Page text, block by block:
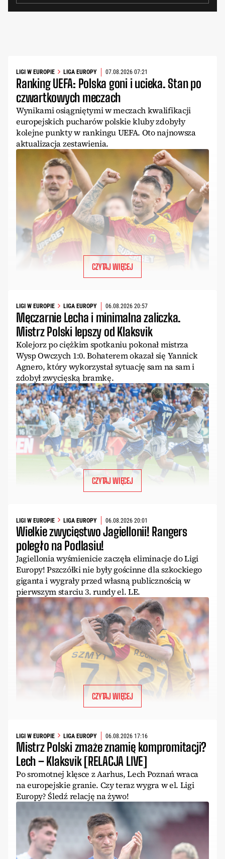
LIGI W EUROPIE LIGA EUROPY 07.08.2026 07:21
Ranking UEFA: Polska goni i ucieka. Stan po
czwartkowych meczach
Wynikami osiągniętymi w meczach kwalifikacji
europejskich pucharów polskie kluby zdobyły
kolejne punkty w rankingu UEFA. Oto najnowsza
aktualizacja zestawienia.
CZYTAJ WIĘCEJ
LIGI W EUROPIE LIGA EUROPY 06.08.2026 20:57
Męczarnie Lecha i minimalna zaliczka.
Mistrz Polski lepszy od Klaksvik
Kolejorz po ciężkim spotkaniu pokonał mistrza
Wysp Owczych 1:0. Bohaterem okazał się Yannick
Agnero, który wykorzystał sytuację sam na sam i
zdobył zwycięską bramkę.
CZYTAJ WIĘCEJ
LIGI W EUROPIE LIGA EUROPY 06.08.2026 20:01
Wielkie zwycięstwo Jagiellonii! Rangers
poległo na Podlasiu!
Jagiellonia wyśmienicie zaczęła eliminacje do Ligi
Europy! Pszczółki nie były gościnne dla szkockiego
giganta i wygrały przed własną publicznością w
pierwszym starciu 3. rundy el. LE.
CZYTAJ WIĘCEJ
LIGI W EUROPIE LIGA EUROPY 06.08.2026 17:16
Mistrz Polski zmaże znamię kompromitacji?
Lech – Klaksvik [RELACJA LIVE]
Po sromotnej klęsce z Aarhus, Lech Poznań wraca
na europejskie granie. Czy teraz wygra w el. Ligi
Europy? Śledź relację na żywo!